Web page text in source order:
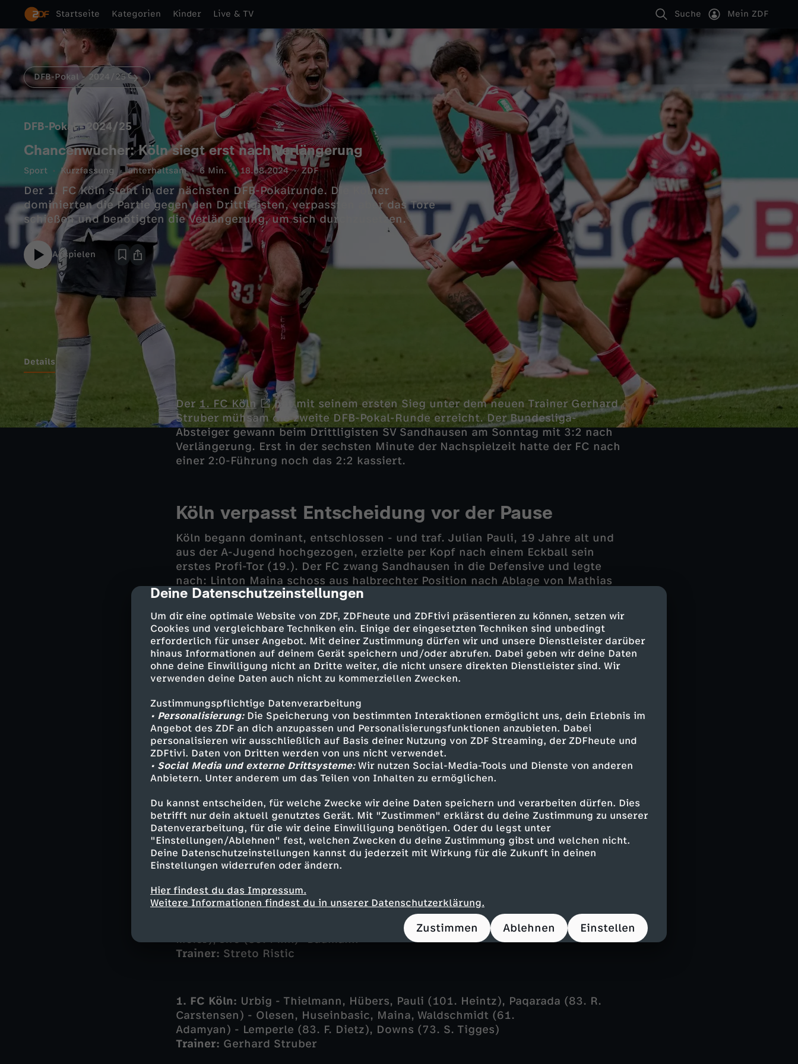
cmp-dialog-description
Deine Datenschutzeinstellungen
Um dir eine optimale Website von ZDF, ZDFheute und ZDFtivi präsentieren zu können, setzen wir
Cookies und vergleichbare Techniken ein. Einige der eingesetzten Techniken sind unbedingt
erforderlich für unser Angebot. Mit deiner Zustimmung dürfen wir und unsere Dienstleister darüber
hinaus Informationen auf deinem Gerät speichern und/oder abrufen. Dabei geben wir deine Daten
ohne deine Einwilligung nicht an Dritte weiter, die nicht unsere direkten Dienstleister sind. Wir
verwenden deine Daten auch nicht zu kommerziellen Zwecken.
Zustimmungspflichtige Datenverarbeitung
• Personalisierung:Die Speicherung von bestimmten Interaktionen ermöglicht uns, dein Erlebnis im
Angebot des ZDF an dich anzupassen und Personalisierungsfunktionen anzubieten. Dabei
personalisieren wir ausschließlich auf Basis deiner Nutzung von ZDF Streaming, der ZDFheute und
ZDFtivi. Daten von Dritten werden von uns nicht verwendet.
• Social Media und externe Drittsysteme:Wir nutzen Social-Media-Tools und Dienste von anderen
Anbietern. Unter anderem um das Teilen von Inhalten zu ermöglichen.
Du kannst entscheiden, für welche Zwecke wir deine Daten speichern und verarbeiten dürfen. Dies
betrifft nur dein aktuell genutztes Gerät. Mit "Zustimmen" erklärst du deine Zustimmung zu unserer
Datenverarbeitung, für die wir deine Einwilligung benötigen. Oder du legst unter
"Einstellungen/Ablehnen" fest, welchen Zwecken du deine Zustimmung gibst und welchen nicht.
Deine Datenschutzeinstellungen kannst du jederzeit mit Wirkung für die Zukunft in deinen
Einstellungen widerrufen oder ändern.
Hier findest du das Impressum.
Weitere Informationen findest du in unserer Datenschutzerklärung.
Zustimmen Ablehnen Einstellen
Startseite Kategorien Kinder Live & TV Suche Mein ZDF
DFB-Pokal - 2024/25
DFB-Pokal - 2024/25
Chancenwucher: Köln siegt erst nach Verlängerung
Sport Kurzfassung unterhaltsam 6 Min. 18.08.2024 ZDF
Der 1. FC Köln steht in der nächsten DFB-Pokalrunde. Die Kölner
dominierten die Partie gegen den Drittligisten, verpassten aber das Tore
schießen und benötigten die Verlängerung, um sich durchzusetzen.
Abspielen
Details
Der 1. FC Köln
hat mit seinem ersten Sieg unter dem neuen Trainer Gerhard
Struber mühsam die zweite DFB-Pokal-Runde erreicht. Der Bundesliga-
Absteiger gewann beim Drittligisten SV Sandhausen am Sonntag mit 3:2 nach
Verlängerung. Erst in der sechsten Minute der Nachspielzeit hatte der FC nach
einer 2:0-Führung noch das 2:2 kassiert.
Köln verpasst Entscheidung vor der Pause
Köln begann dominant, entschlossen - und traf. Julian Pauli, 19 Jahre alt und
aus der A-Jugend hochgezogen, erzielte per Kopf nach einem Eckball sein
erstes Profi-Tor (19.). Der FC zwang Sandhausen in die Defensive und legte
nach: Linton Maina schoss aus halbrechter Position nach Ablage von Mathias
Olesen das zweite Tor. Nur ein Foul-Pfiff von Schiedsrichter Benjamin Brand
beim vermeintlichen Kölner 3:0 verhinderte eine Entscheidung noch vor der
Pause.
Ein Handelfmeter holte Sandhausen ins Spiel. Dem FC-Innenverteidiger
Timo Hübers sprang der Ball an die Hand, Besar Halimi verwandelte sicher
(59.). Da bei den Kölnern wie schon beim Ligastart - eine Niederlage, ein
Unentschieden - die Chancenverwertung nicht stimmte, blieb es spannend.
Auswärtsatmosphäre für SVS
Zuschauern mehrfach weitere Gegentreffer, und dann traf tatsächlich Richard
Meier zum Ausgleich. Olesen (116.) besiegelte spät den völlig verdienten
Kölner Sieg.
Die Aufstellungen:
SV Sandhausen:Rehnen - Stolze, Lorch (95. Girdvainis), Lewald, Ehlich -
Schikora, Mühling (63. Wolf), Halimi (77. Greil), D. Otto (63. R.
Meier), Iwe (89. Pink) -Baumann
Trainer: Streto Ristic
1. FC Köln: Urbig - Thielmann, Hübers, Pauli (101. Heintz), Paqarada (83. R.
Carstensen) - Olesen, Huseinbasic, Maina, Waldschmidt (61.
Adamyan) - Lemperle (83. F. Dietz), Downs (73. S. Tigges)
Trainer: Gerhard Struber